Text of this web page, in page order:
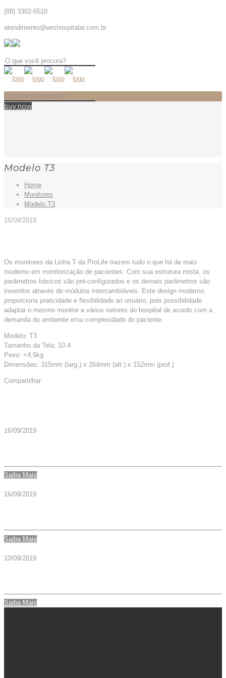
(98) 3302-6510
atendimento@wrshospitalar.com.br
buy now
Modelo T3
Home
Monitores
Modelo T3
16/09/2019
Os monitores da Linha T da ProLife trazem tudo o que há de mais
moderno em monitorização de pacientes. Com sua estrutura mista, os
parâmetros básicos são pré-configurados e os demais parâmetros são
inseridos através de módulos intercambiáveis. Este design moderno,
proporciona praticidade e flexibilidade ao usuário, pois possibilidade
adaptar o mesmo monitor a vários setores do hospital de acordo com a
demanda do ambiente e/ou complexidade do paciente.
Modelo: T3
Tamanho da Tela: 10.4
Peso: <4,5kg
Dimensôes: 315mm (larg.) x 264mm (alt.) x 152mm (prof.)
Compartilhar
16/09/2019
Saiba Mais
16/09/2019
Saiba Mais
10/09/2019
Saiba Mais